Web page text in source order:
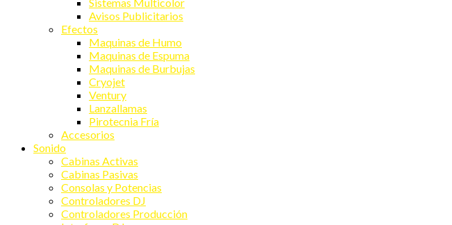
Avisos Publicitarios
Efectos
Maquinas de Humo
Maquinas de Espuma
Maquinas de Burbujas
Cryojet
Ventury
Lanzallamas
Pirotecnia Fría
Accesorios
Sonido
Cabinas Activas
Cabinas Pasivas
Consolas y Potencias
Controladores DJ
Controladores Producción